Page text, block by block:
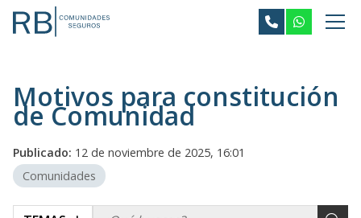
Motivos para constitución
de Comunidad
Publicado: 12 de noviembre de 2025, 16:01
Comunidades